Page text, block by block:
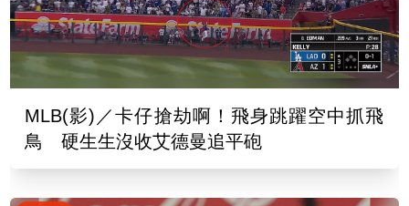
MLB(影)／卡仔搶劫啊！飛身跳躍空中抓飛
鳥 硬生生沒收艾德曼追平砲